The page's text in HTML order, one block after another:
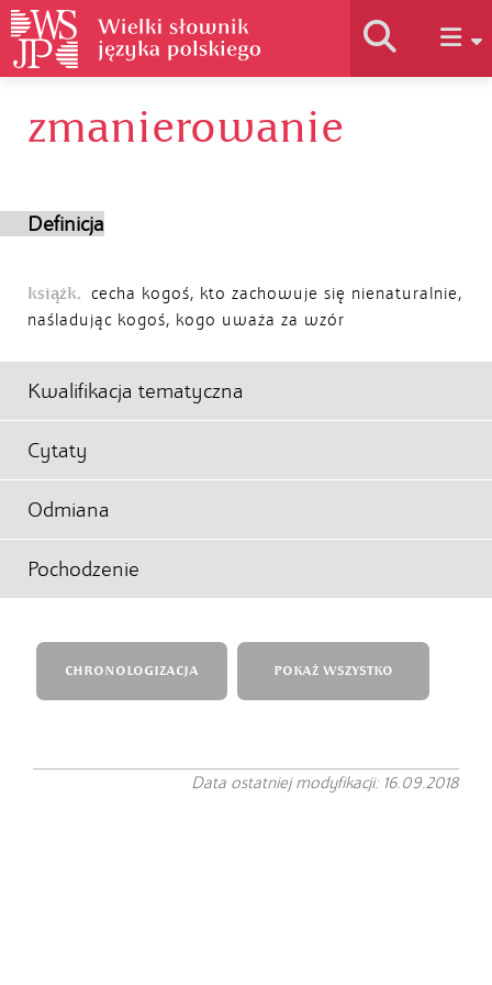
Historia słownika
zmanierowanie
Definicja
książk. cecha kogoś, kto zachowuje się nienaturalnie,
naśladując kogoś, kogo uważa za wzór
Kwalifikacja tematyczna
Cytaty
Odmiana
Pochodzenie
CHRONOLOGIZACJA POKAŻ WSZYSTKO
Data ostatniej modyfikacji: 16.09.2018